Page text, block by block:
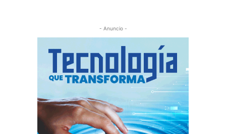
- Anuncio -